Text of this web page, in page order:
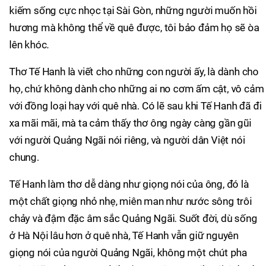
kiếm sống cực nhọc tại Sài Gòn, những người muốn hồi
hương mà không thể về quê được, tôi bảo đảm họ sẽ òa
lên khóc.
Thơ Tế Hanh là viết cho những con người ấy, là dành cho
họ, chứ không dành cho những ai no cơm ấm cật, vô cảm
với đồng loại hay với quê nhà. Có lẽ sau khi Tế Hanh đã đi
xa mãi mãi, mà ta cảm thấy thơ ông ngày càng gần gũi
với người Quảng Ngãi nói riêng, và người dân Việt nói
chung.
Tế Hanh làm thơ dễ dàng như giọng nói của ông, đó là
một chất giọng nhỏ nhẹ, miên man như nước sông trôi
chảy và đậm đặc âm sắc Quảng Ngãi. Suốt đời, dù sống
ở Hà Nội lâu hơn ở quê nhà, Tế Hanh vẫn giữ nguyên
giọng nói của người Quảng Ngãi, không một chút pha